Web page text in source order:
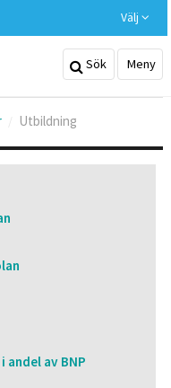
Välj
Sök Meny
Utbildning
av BNP